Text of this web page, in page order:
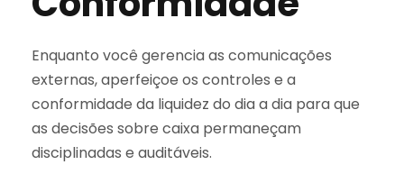
Enquanto você gerencia as comunicações
externas, aperfeiçoe os controles e a
conformidade da liquidez do dia a dia para que
as decisões sobre caixa permaneçam
disciplinadas e auditáveis.